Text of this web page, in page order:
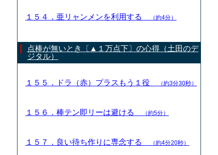
１５４．亜リャンメンを利用する （約4分）
点棒が無いとき〔▲１万点下〕の心得（土田のデ
ジタル）
１５５．ドラ（赤）プラスもう１役 （約3分30秒）
１５６．棒テン即リーは避ける （約5分）
１５７．良い待ち作りに専念する （約4分20秒）